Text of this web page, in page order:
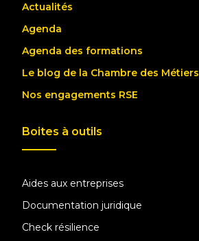
Actualités
Agenda
Agenda des formations
Le blog de la Chambre des Métiers
Nos engagements RSE
Boites à outils
Aides aux entreprises
Documentation juridique
Check résilience